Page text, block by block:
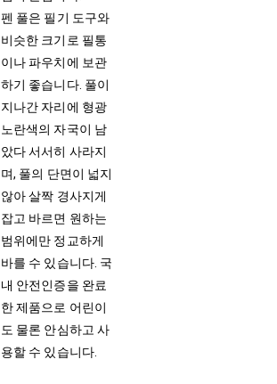
펜 풀은 필기 도구와
비슷한 크기로 필통
이나 파우치에 보관
하기 좋습니다. 풀이
지나간 자리에 형광
노란색의 자국이 남
았다 서서히 사라지
며, 풀의 단면이 넓지
않아 살짝 경사지게
잡고 바르면 원하는
범위에만 정교하게
바를 수 있습니다. 국
내 안전인증을 완료
한 제품으로 어린이
도 물론 안심하고 사
용할 수 있습니다.